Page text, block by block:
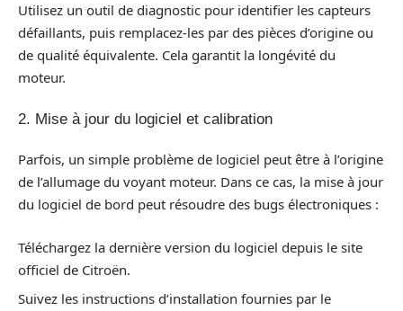
Utilisez un outil de diagnostic pour identifier les capteurs
défaillants, puis remplacez-les par des pièces d’origine ou
de qualité équivalente. Cela garantit la longévité du
moteur.
2. Mise à jour du logiciel et calibration
Parfois, un simple problème de logiciel peut être à l’origine
de l’allumage du voyant moteur. Dans ce cas, la mise à jour
du logiciel de bord peut résoudre des bugs électroniques :
Téléchargez la dernière version du logiciel depuis le site
officiel de Citroën.
Suivez les instructions d’installation fournies par le